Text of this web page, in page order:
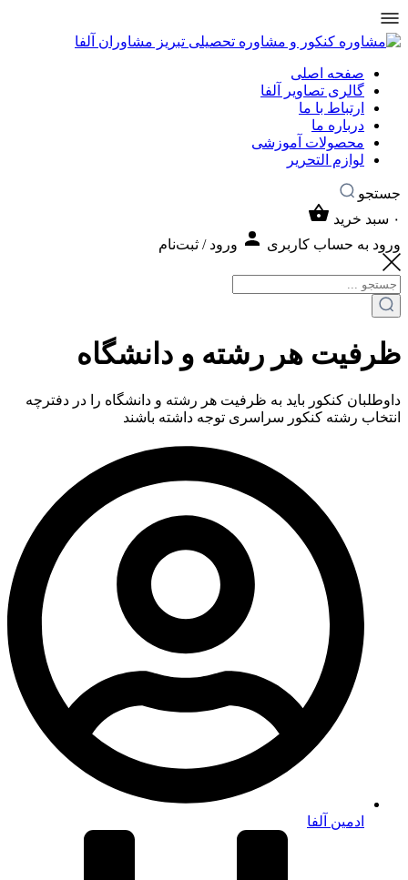
صفحه اصلی
گالری تصاویر آلفا
ارتباط با ما
درباره ما
محصولات آموزشی
لوازم التحریر
جستجو
۰ سبد خرید
ورود به حساب کاربری
ورود / ثبت‌نام
ظرفیت هر رشته و دانشگاه
داوطلبان کنکور باید به ظرفیت هر رشته و دانشگاه را در دفترچه
انتخاب رشته کنکور سراسری توجه داشته باشند
ادمین آلفا